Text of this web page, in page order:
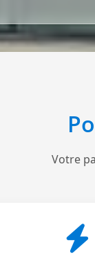
Votre